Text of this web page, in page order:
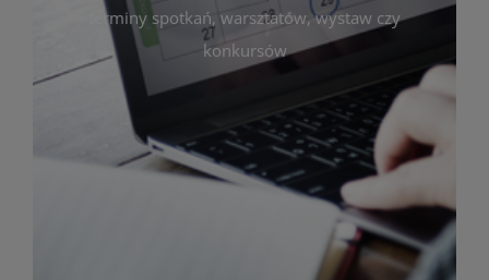
terminy spotkań, warsztatów, wystaw czy
konkursów
zaplanujesz udział w interesujących Cię
wydarzeniach. Aktualizujemy harmonogram na
bieżąco, by zawsze był zgodny z planem pracy
biblioteki. Zapraszamy do śledzenia i uczestnictwa
w życiu kulturalnym miasta!
WIĘCEJ